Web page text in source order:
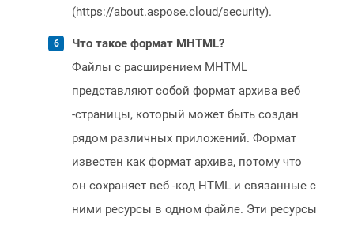
(https://about.aspose.cloud/security).
Что такое формат MHTML?
Файлы с расширением MHTML
представляют собой формат архива веб
-страницы, который может быть создан
рядом различных приложений. Формат
известен как формат архива, потому что
он сохраняет веб -код HTML и связанные с
ними ресурсы в одном файле. Эти ресурсы